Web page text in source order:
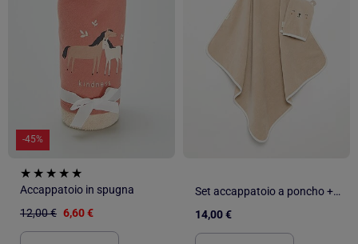
-45%
Accappatoio in spugna
12,00 € 6,60 €
Set accappatoio a poncho + guanti - 2 pezzi
14,00 €